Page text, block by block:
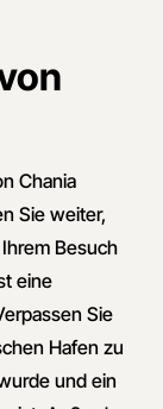
Chania
Sie weiter,
Besuch
eine
Sie
Hafen zu
und ein